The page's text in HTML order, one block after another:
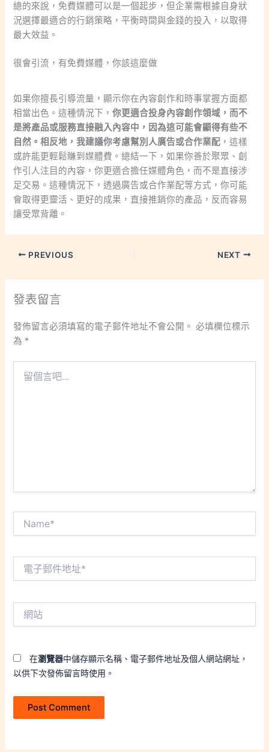
總的來說，免費媒體可以是一個起步，但企業需根據自身狀
況選擇最適合的行銷策略，平衡時間與金錢的投入，以取得
最大效益。
很會引流，有免費媒體，你該這麼做
如果你擅長引導流量，顯示你在內容創作和時事掌握方面都
相當出色。這種情況下，你更適合投身內容創作領域，而不
是將產品或服務直接融入內容中，因為這可能會顯得有些不
自然。相反地，我建議你考慮幫別人廣告或合作業配 ，這樣
或許能更輕鬆賺到媒體費。總結一下，如果你善於聚眾、創
作引人注目的內容，你更適合擔任媒體角色，而不是直接涉
足交易。這種情況下，透過廣告或合作業配等方式，你可能
會取得更靈活、更好的成果，直接推銷你的產品，反而容易
讓受眾背離。
PREVIOUS NEXT
發表留言
發佈留言必須填寫的電子郵件地址不會公開。 必填欄位標示
為 *
在瀏覽器中儲存顯示名稱、電子郵件地址及個人網站網址，
以供下次發佈留言時使用。